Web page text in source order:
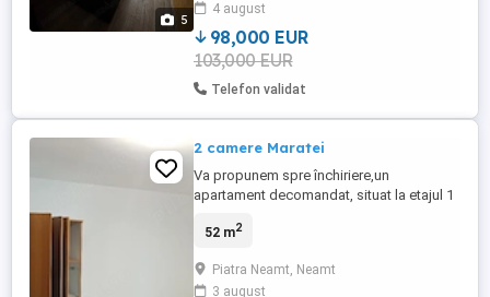
5
stradă și dispune de un finisaj
contemporan. În bucătărie, vei găsi ...
4 august
98,000 EUR
103,000 EUR
Telefon validat
2 camere Maratei
Va propunem spre închiriere,un
apartament decomandat, situat la etajul 1
bloc izolat termic,cu parcare proprie.
la prețul de 1400 lei,plus o garanție de
1400 lei,și comisionul agenției jumătate
52 m2
Piatra Neamt, Neamt
3 august